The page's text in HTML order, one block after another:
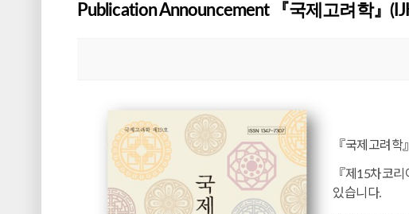
Publication Announcement 『국제고려학』
『국제고려
『제15차코
있습니다.